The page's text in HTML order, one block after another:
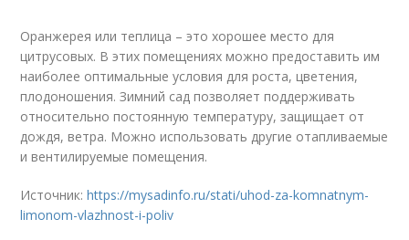
Оранжерея или теплица – это хорошее место для
цитрусовых. В этих помещениях можно предоставить им
наиболее оптимальные условия для роста, цветения,
плодоношения. Зимний сад позволяет поддерживать
относительно постоянную температуру, защищает от
дождя, ветра. Можно использовать другие отапливаемые
и вентилируемые помещения.
Источник:https://mysadinfo.ru/stati/uhod-za-komnatnym-
limonom-vlazhnost-i-poliv